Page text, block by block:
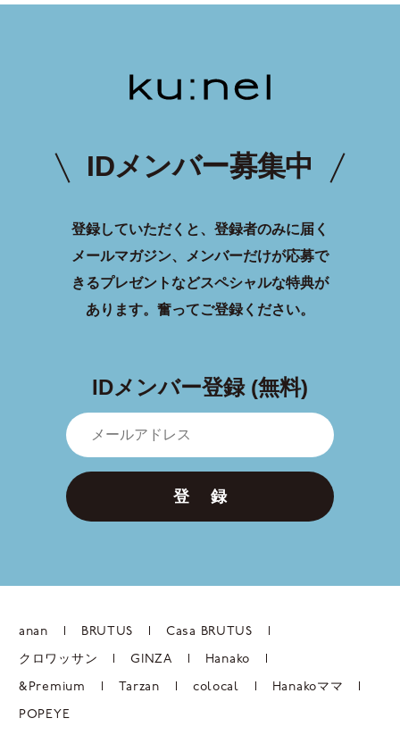
IDメンバー募集中
登録していただくと、登録者のみに届く
メールマガジン、メンバーだけが応募で
きるプレゼントなどスペシャルな特典が
あります。 奮ってご登録ください。
IDメンバー登録 (無料)
登 録
anan BRUTUS Casa BRUTUS
クロワッサン GINZA Hanako
&Premium Tarzan colocal Hanakoママ
POPEYE